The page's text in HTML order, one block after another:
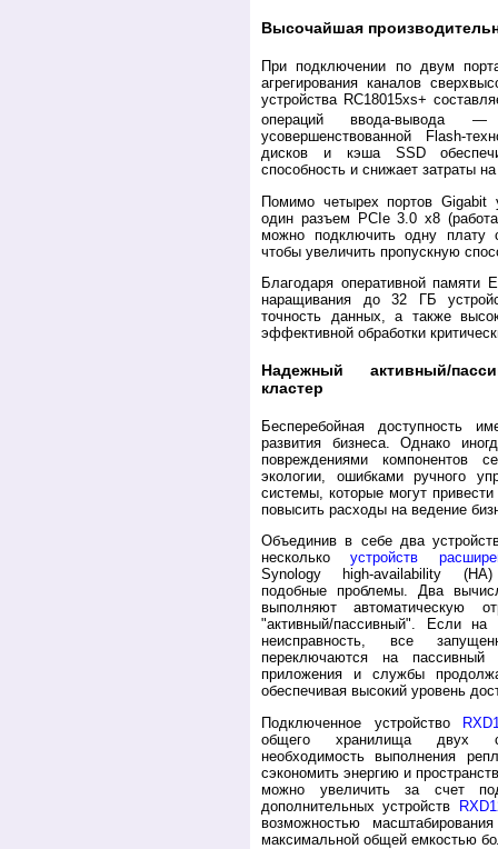
Высочайшая
При подключении по двум
агрегирования каналов
устройства RC18015xs+
операций ввода-вывода
усовершенствованной Flash-
дисков и кэша SSD
способность и снижает затраты на
Помимо четырех портов Gigabit
один разъем PCIe 3.0 x8
можно подключить одну плату
чтобы увеличить пропускную
Благодаря оперативной
наращивания до 32 ГБ
точность данных, а также
эффективной обработки
Надежный активный/
кластер
Бесперебойная доступность
развития бизнеса. Однако
повреждениями компонентов
экологии, ошибками ручного
системы, которые могут
повысить расходы на ведение
Объединив в себе два
несколькоустройств
Synology high-availability (HA)
подобные проблемы. Два
выполняют автоматическую
"активный/пассивный". Если на
неисправность, все
переключаются на
приложения и службы
обеспечивая высокий уровень
Подключенное устройство
общего хранилища двух
необходимость выполнения
сэкономить энергию и
можно увеличить за счет
дополнительных устройств
возможностью
максимальной общей емкостью